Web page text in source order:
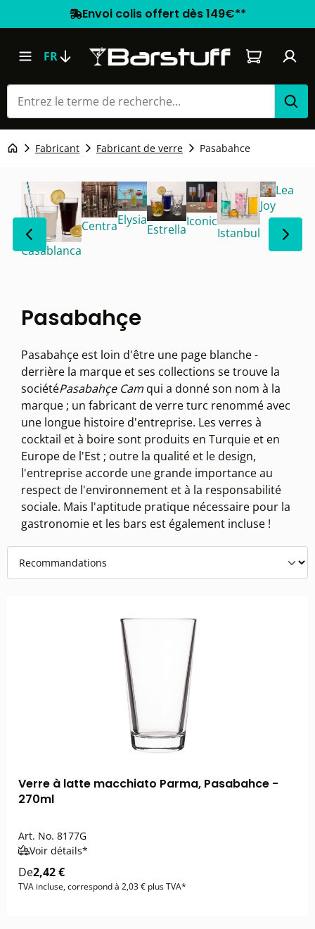
Envoi colis offert dès 149€**
FR Le panier
Fabricant Fabricant de verre Pasabahce
Casablanca
CentraElysia
Estrella
Iconic
Istanbul
Joy
Leafy
Pasabahçe
Pasabahçe est loin d'être une page blanche -
derrière la marque et ses collections se trouve la
sociétéPasabahçe Cam qui a donné son nom à la
marque ; un fabricant de verre turc renommé avec
une longue histoire d'entreprise. Les verres à
cocktail et à boire sont produits en Turquie et en
Europe de l'Est ; outre la qualité et le design,
l'entreprise accorde une grande importance au
respect de l'environnement et à la responsabilité
sociale. Mais l'aptitude pratique nécessaire pour la
gastronomie et les bars est également incluse !
Verre à latte macchiato Parma, Pasabahce -
270ml
Art. No. 8177G
Voir détails*
De2,42 €
TVA incluse, correspond à 2,03 € plus TVA*